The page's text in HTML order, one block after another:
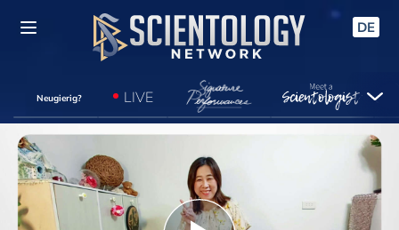
DE
Neugierig? LIVE